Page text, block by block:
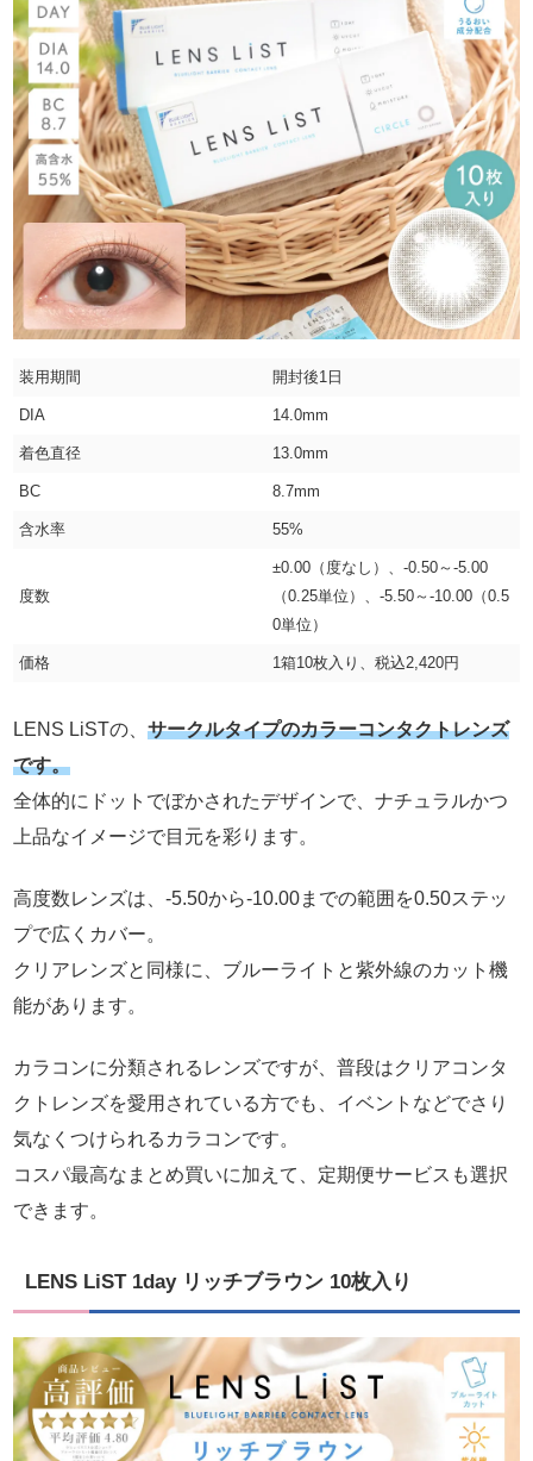
装用期間 開封後1日
DIA 14.0mm
着色直径 13.0mm
BC 8.7mm
含水率 55%
度数
±0.00（度なし）、-0.50～-5.00
（0.25単位）、-5.50～-10.00（0.5
0単位）
価格 1箱10枚入り、税込2,420円
LENS LiSTの、 サークルタイプのカラーコンタクトレンズ
です。
全体的にドットでぼかされたデザインで、ナチュラルかつ
上品なイメージで目元を彩ります。
高度数レンズは、-5.50から-10.00までの範囲を0.50ステッ
プで広くカバー。
クリアレンズと同様に、ブルーライトと紫外線のカット機
能があります。
カラコンに分類されるレンズですが、普段はクリアコンタ
クトレンズを愛用されている方でも、イベントなどでさり
気なくつけられるカラコンです。
コスパ最高なまとめ買いに加えて、定期便サービスも選択
できます。
LENS LiST 1day リッチブラウン 10枚入り